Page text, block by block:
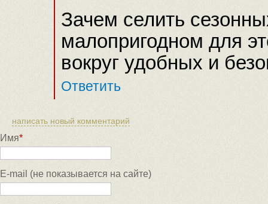
Зачем селить
малопригодном для
вокруг удобных и
Ответить
написать новый комментарий
Имя*
E-mail (не показывается на сайте)